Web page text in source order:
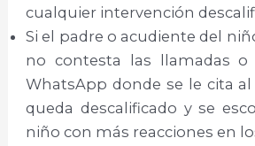
cualquier intervención
Si el padre o acudiente del
no contesta las llamadas o
WhatsApp donde se le cita
queda descalificado y se
niño con más reacciones en